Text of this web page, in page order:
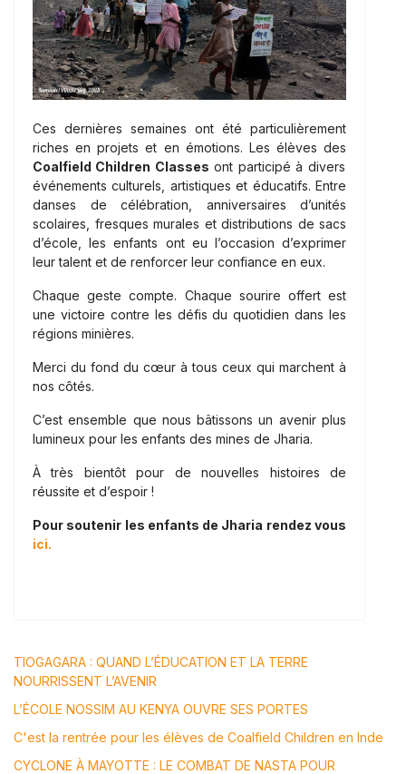
Ces dernières semaines ont été particulièrement
riches en projets et en émotions. Les élèves des
Coalfield Children Classes ont participé à divers
événements culturels, artistiques et éducatifs. Entre
danses de célébration, anniversaires d’unités
scolaires, fresques murales et distributions de sacs
d’école, les enfants ont eu l’occasion d’exprimer
leur talent et de renforcer leur confiance en eux.
Chaque geste compte. Chaque sourire offert est
une victoire contre les défis du quotidien dans les
régions minières.
Merci du fond du cœur à tous ceux qui marchent à
nos côtés.
C’est ensemble que nous bâtissons un avenir plus
lumineux pour les enfants des mines de Jharia.
À très bientôt pour de nouvelles histoires de
réussite et d’espoir !
Pour soutenir les enfants de Jharia rendez vous
ici.
TIOGAGARA : QUAND L’ÉDUCATION ET LA TERRE
NOURRISSENT L’AVENIR
L’ÉCOLE NOSSIM AU KENYA OUVRE SES PORTES
C'est la rentrée pour les élèves de Coalfield Children en Inde
CYCLONE À MAYOTTE : LE COMBAT DE NASTA POUR